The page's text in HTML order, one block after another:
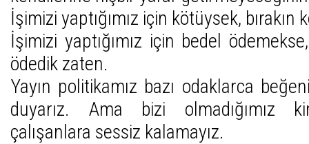
İşimizi yaptığımız için kötüysek, bırakın
İşimizi yaptığımız için bedel
ödedik zaten.
Yayın politikamız bazı odaklarca
duyarız. Ama bizi olmadığımız
çalışanlara sessiz kalamayız.